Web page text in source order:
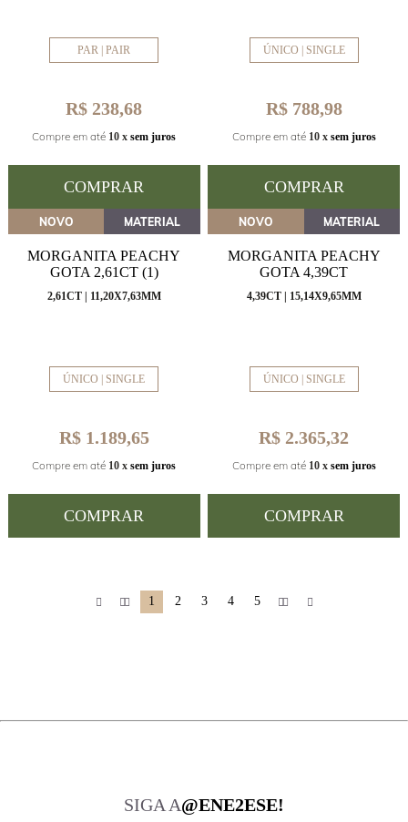
PAR | PAIR
R$ 238,68
Compre em até 10 x sem juros
COMPRAR
ÚNICO | SINGLE
R$ 788,98
Compre em até 10 x sem juros
COMPRAR
NOVO MATERIAL
MORGANITA PEACHY
GOTA 2,61CT (1)
2,61CT | 11,20X7,63MM
ÚNICO | SINGLE
R$ 1.189,65
Compre em até 10 x sem juros
COMPRAR
NOVO MATERIAL
MORGANITA PEACHY
GOTA 4,39CT
4,39CT | 15,14X9,65MM
ÚNICO | SINGLE
R$ 2.365,32
Compre em até 10 x sem juros
COMPRAR
1 2 3 4 5
SIGA A@ENE2ESE!